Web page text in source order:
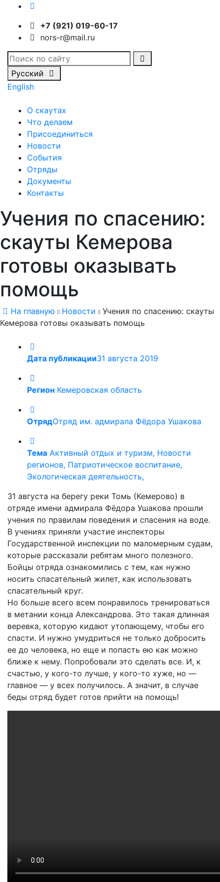
+7 (921) 019-60-17
nors-r@mail.ru
Русский
English
О скаутах
Что делаем
Присоединиться
Новости
События
Отряды
Документы
Контакты
Учения по спасению:
скауты Кемерова
готовы оказывать
помощь
На главную Новости
Учения по спасению: скауты
Кемерова готовы оказывать помощь
Дата публикации31 августа 2019
Регион Кемеровская область
ОтрядОтряд им. адмирала Фёдора Ушакова
Тема Активный отдых и туризм, Новости
регионов, Патриотическое воспитание,
Экологическая деятельность,
31 августа на берегу реки Томь (Кемерово) в
отряде имени адмирала Фёдора Ушакова прошли
учения по правилам поведения и спасения на воде.
В учениях приняли участие инспекторы
Государственной инспекции по маломерным судам,
которые рассказали ребятам много полезного.
Бойцы отряда ознакомились с тем, как нужно
носить спасательный жилет, как использовать
спасательный круг.
Но больше всего всем понравилось тренироваться
в метании конца Александрова. Это такая длинная
веревка, которую кидают утопающему, чтобы его
спасти. И нужно умудриться не только добросить
ее до человека, но еще и попасть ею как можно
ближе к нему. Попробовали это сделать все. И, к
счастью, у кого-то лучше, у кого-то хуже, но —
главное — у всех получилось. А значит, в случае
беды отряд будет готов прийти на помощь!